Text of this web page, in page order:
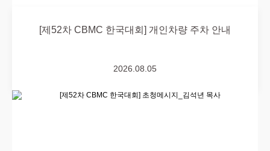
[제52차 CBMC 한국대회] 개인차량 주차 안내
2026.08.05